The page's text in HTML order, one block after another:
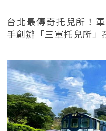
台北最傳奇托兒所！
手創辦「三軍托兒所」